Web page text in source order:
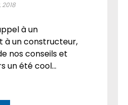
2018
à un
à un constructeur,
nos conseils et
un été cool...